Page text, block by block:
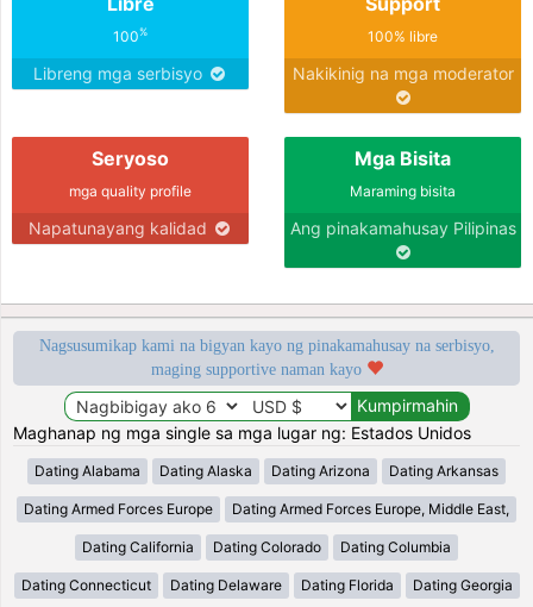
100%
Libreng mga serbisyo
100% libre
Nakikinig na mga moderator
Seryoso
mga quality profile
Napatunayang kalidad
Mga Bisita
Maraming bisita
Ang pinakamahusay Pilipinas
Nagsusumikap kami na bigyan kayo ng pinakamahusay na serbisyo,
maging supportive naman kayo
Maghanap ng mga single sa mga lugar ng: Estados Unidos
Dating Alabama Dating Alaska Dating Arizona Dating Arkansas
Dating Armed Forces Europe Dating Armed Forces Europe, Middle East,
Dating California Dating Colorado Dating Columbia
Dating Connecticut Dating Delaware Dating Florida Dating Georgia